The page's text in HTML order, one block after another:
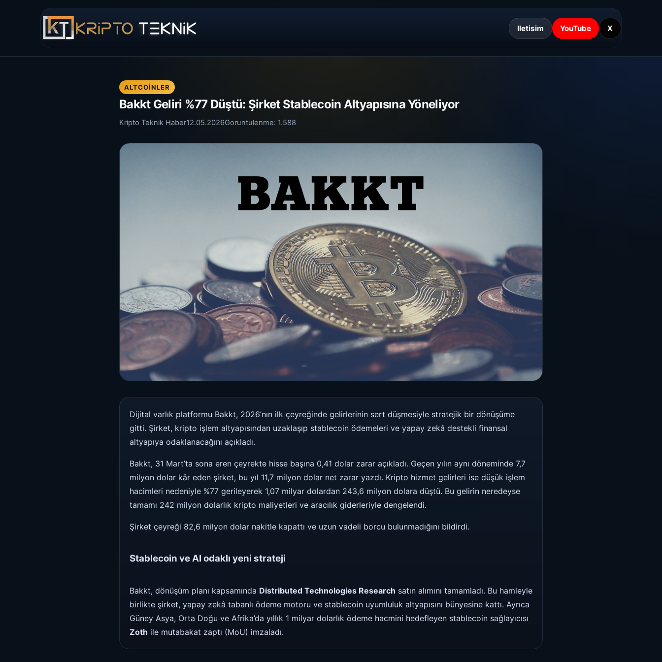
Iletisim YouTube X
ALTCOINLER
Bakkt Geliri %77 Düştü: Şirket Stablecoin Altyapısına Yöneliyor
Kripto Teknik Haber12.05.2026Goruntulenme: 1.588
Dijital varlık platformu Bakkt, 2026’nın ilk çeyreğinde gelirlerinin sert düşmesiyle stratejik bir dönüşüme
gitti. Şirket, kripto işlem altyapısından uzaklaşıp stablecoin ödemeleri ve yapay zekâ destekli finansal
altyapıya odaklanacağını açıkladı.
Bakkt, 31 Mart’ta sona eren çeyrekte hisse başına 0,41 dolar zarar açıkladı. Geçen yılın aynı döneminde 7,7
milyon dolar kâr eden şirket, bu yıl 11,7 milyon dolar net zarar yazdı. Kripto hizmet gelirleri ise düşük işlem
hacimleri nedeniyle %77 gerileyerek 1,07 milyar dolardan 243,6 milyon dolara düştü. Bu gelirin neredeyse
tamamı 242 milyon dolarlık kripto maliyetleri ve aracılık giderleriyle dengelendi.
Şirket çeyreği 82,6 milyon dolar nakitle kapattı ve uzun vadeli borcu bulunmadığını bildirdi.
Stablecoin ve AI odaklı yeni strateji
Bakkt, dönüşüm planı kapsamında Distributed Technologies Research satın alımını tamamladı. Bu hamleyle
birlikte şirket, yapay zekâ tabanlı ödeme motoru ve stablecoin uyumluluk altyapısını bünyesine kattı. Ayrıca
Güney Asya, Orta Doğu ve Afrika’da yıllık 1 milyar dolarlık ödeme hacmini hedefleyen stablecoin sağlayıcısı
Zoth ile mutabakat zaptı (MoU) imzaladı.